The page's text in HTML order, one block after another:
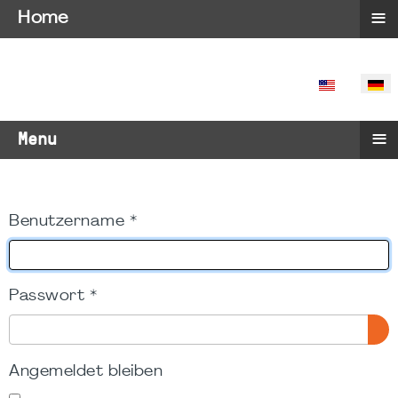
SPRACHE
Menu ≡
Benutzername *
Passwort *
Angemeldet bleiben
Home ≡